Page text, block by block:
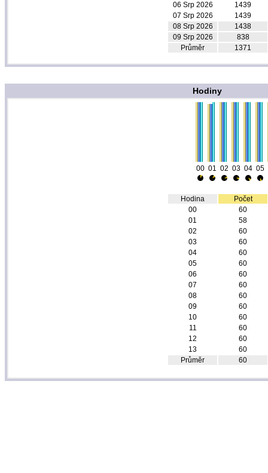
06 Srp 2026
1439
07 Srp 2026
1439
08 Srp 2026
1438
09 Srp 2026
838
Průměr
1371
Hodiny
00 01 02 03 04 05
Hodina
Počet
00
60
01
58
02
60
03
60
04
60
05
60
06
60
07
60
08
60
09
60
10
60
11
60
12
60
13
60
Průměr
60